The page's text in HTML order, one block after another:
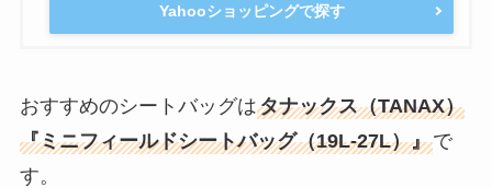
Yahooショッピングで探す
おすすめのシートバッグはタナックス（TANAX）
『ミニフィールドシートバッグ（19L-27L）』で
す。